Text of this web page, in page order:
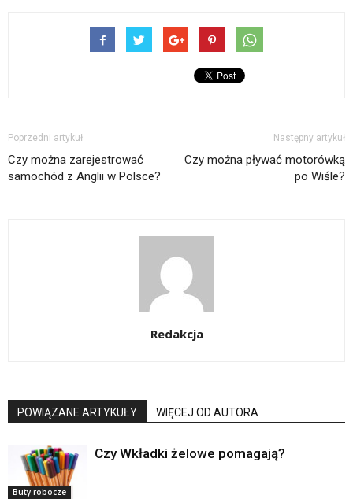
Poprzedni artykuł
Czy można zarejestrować
samochód z Anglii w Polsce?
Następny artykuł
Czy można pływać motorówką
po Wiśle?
Redakcja
POWIĄZANE ARTYKUŁY WIĘCEJ OD AUTORA
Buty robocze
Czy Wkładki żelowe pomagają?